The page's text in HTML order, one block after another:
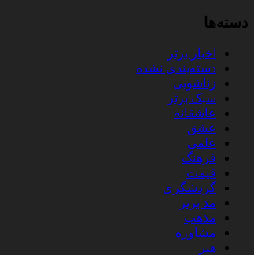
دسته‌ها
اخبار برتر
دسته‌بندی نشده
زناشویی
سبک برتر
عاشقانه
عشق
علمی
فرهنگ
قیمت
گردشگری
مد برتر
مذهب
مشاوره
هنر